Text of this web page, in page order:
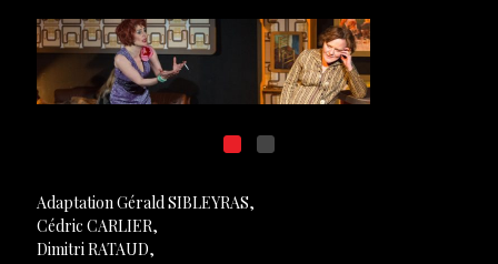
Adaptation Gérald SIBLEYRAS,
Cédric CARLIER,
Dimitri RATAUD,